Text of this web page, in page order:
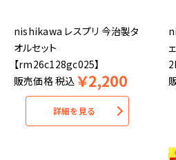
nishikawa レスプリ 今治製タ
オルセット
【rm26c128gc025】
販売価格税込 ￥2,200
詳細を見る